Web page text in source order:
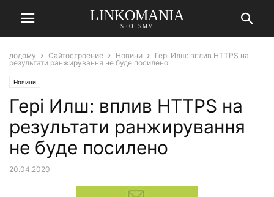
LINKOMANIA
SEO, SMM
додому Сайтостроение Новини
Гері Илш: вплив HTTPS на
результати ранжирування не буде посилено
Новини
Гері Илш: вплив HTTPS на
результати ранжирування
не буде посилено
20.04.2020